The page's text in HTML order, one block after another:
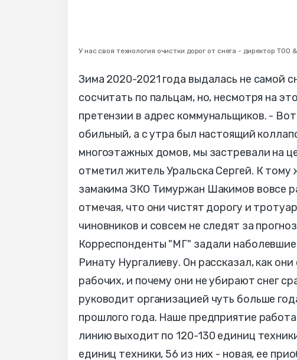
У нас своя технология очистки дорог от снега - директор
Зима 2020-2021 года выдалась не самой
сосчитать по пальцам, но, несмотря на
претензии в адрес коммунальщиков. -
обильный, а с утра был настоящий
многоэтажных домов, мы застревали на
отметил житель Уральска Сергей. К
замакима ЗКО Тимуржан Шакимов вовсе
отмечая, что они чистят дорогу и
чиновников и совсем не следят за
Корреспонденты "МГ" задали
Ринату Нургалиеву. Он рассказал, как
рабочих, и почему они не убирают снег
руководит организацией чуть больше
прошлого года. Наше предприятие
линию выходит по 120-130 единиц
единиц техники, 56 из них - новая, ее